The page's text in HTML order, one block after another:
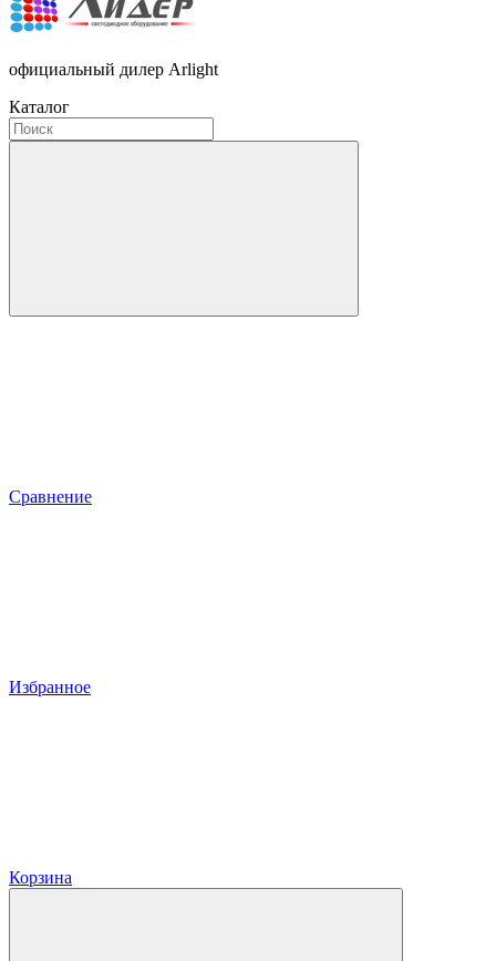
официальный дилер Arlight
Каталог
Сравнение
Избранное
Корзина